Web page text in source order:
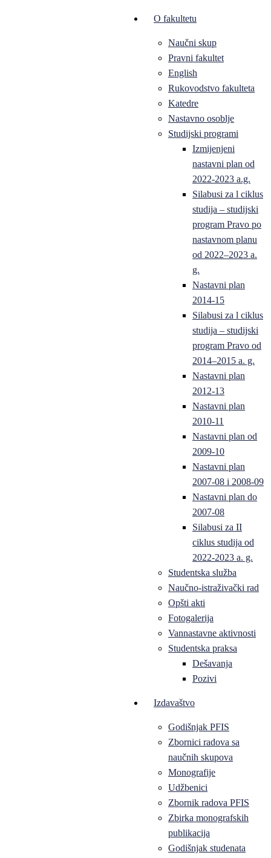
O fakultetu
Naučni skup
Pravni fakultet
English
Rukovodstvo fakulteta
Katedre
Nastavno osoblje
Studijski programi
Izmijenjeni
nastavni plan od
2022-2023 a.g.
Silabusi za l ciklus
studija – studijski
program Pravo po
nastavnom planu
od 2022–2023 a.
g.
Nastavni plan
2014-15
Silabusi za l ciklus
studija – studijski
program Pravo od
2014–2015 a. g.
Nastavni plan
2012-13
Nastavni plan
2010-11
Nastavni plan od
2009-10
Nastavni plan
2007-08 i 2008-09
Nastavni plan do
2007-08
Silabusi za II
ciklus studija od
2022-2023 a. g.
Studentska služba
Naučno-istraživački rad
Opšti akti
Fotogalerija
Vannastavne aktivnosti
Studentska praksa
Dešavanja
Pozivi
Izdavaštvo
Godišnjak PFIS
Zbornici radova sa
naučnih skupova
Monografije
Udžbenici
Zbornik radova PFIS
Zbirka monografskih
publikacija
Godišnjak studenata